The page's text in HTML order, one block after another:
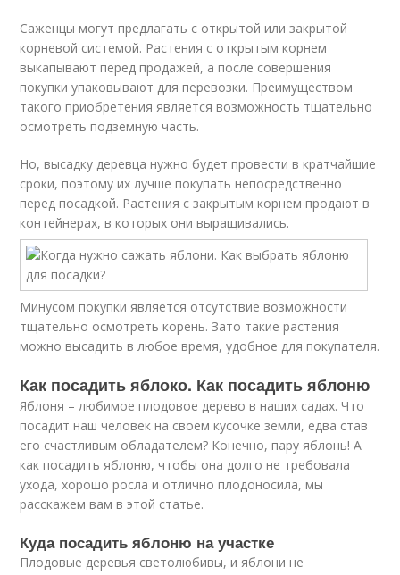
Саженцы могут предлагать с открытой или закрытой
корневой системой. Растения с открытым корнем
выкапывают перед продажей, а после совершения
покупки упаковывают для перевозки. Преимуществом
такого приобретения является возможность тщательно
осмотреть подземную часть.
Но, высадку деревца нужно будет провести в кратчайшие
сроки, поэтому их лучше покупать непосредственно
перед посадкой. Растения с закрытым корнем продают в
контейнерах, в которых они выращивались.
Минусом покупки является отсутствие возможности
тщательно осмотреть корень. Зато такие растения
можно высадить в любое время, удобное для покупателя.
Как посадить яблоко. Как посадить яблоню
Яблоня – любимое плодовое дерево в наших садах. Что
посадит наш человек на своем кусочке земли, едва став
его счастливым обладателем? Конечно, пару яблонь! А
как посадить яблоню, чтобы она долго не требовала
ухода, хорошо росла и отлично плодоносила, мы
расскажем вам в этой статье.
Куда посадить яблоню на участке
Плодовые деревья светолюбивы, и яблони не